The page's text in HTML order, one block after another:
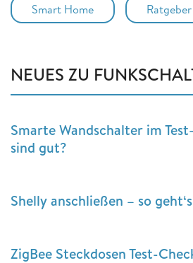
Smart Home Ratgeber
NEUES ZU
Smarte Wandschalter im
sind gut?
Shelly anschließen – so geht‘s
ZigBee Steckdosen Test-